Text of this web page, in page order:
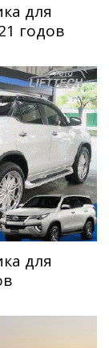
для
годов
для